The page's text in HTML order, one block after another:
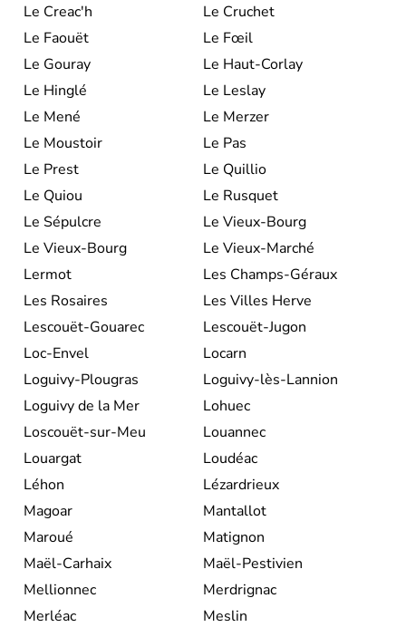
Le Creac'h
Le Cruchet
Le Faouët
Le Fœil
Le Gouray
Le Haut-Corlay
Le Hinglé
Le Leslay
Le Mené
Le Merzer
Le Moustoir
Le Pas
Le Prest
Le Quillio
Le Quiou
Le Rusquet
Le Sépulcre
Le Vieux-Bourg
Le Vieux-Bourg
Le Vieux-Marché
Lermot
Les Champs-Géraux
Les Rosaires
Les Villes Herve
Lescouët-Gouarec
Lescouët-Jugon
Loc-Envel
Locarn
Loguivy-Plougras
Loguivy-lès-Lannion
Loguivy de la Mer
Lohuec
Loscouët-sur-Meu
Louannec
Louargat
Loudéac
Léhon
Lézardrieux
Magoar
Mantallot
Maroué
Matignon
Maël-Carhaix
Maël-Pestivien
Mellionnec
Merdrignac
Merléac
Meslin